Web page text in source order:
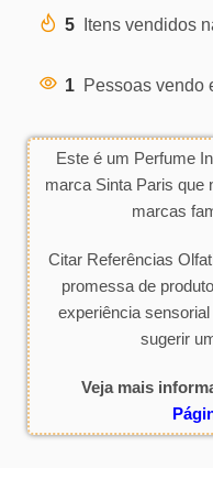
5 Itens vendidos
1 Pessoas vendo
Este é um Perfume
marca Sinta Paris que
marcas
Citar Referências
promessa de
experiência
sugerir
Veja mais